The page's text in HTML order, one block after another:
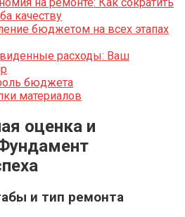
качеству
бюджетом на всех этапах
расходы: Ваш
бюджета
материалов
оценка и
и тип ремонта